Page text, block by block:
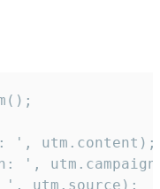
', utm.content);
',
', utm.source);